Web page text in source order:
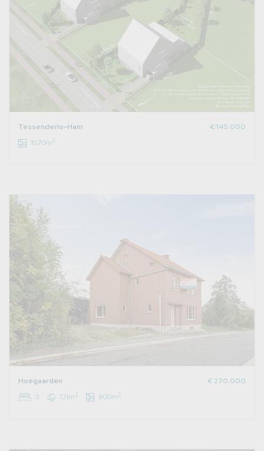
Tessenderlo-Ham
€ 145.000
1070m2
Hoegaarden
€ 270.000
3
131m2 800m2